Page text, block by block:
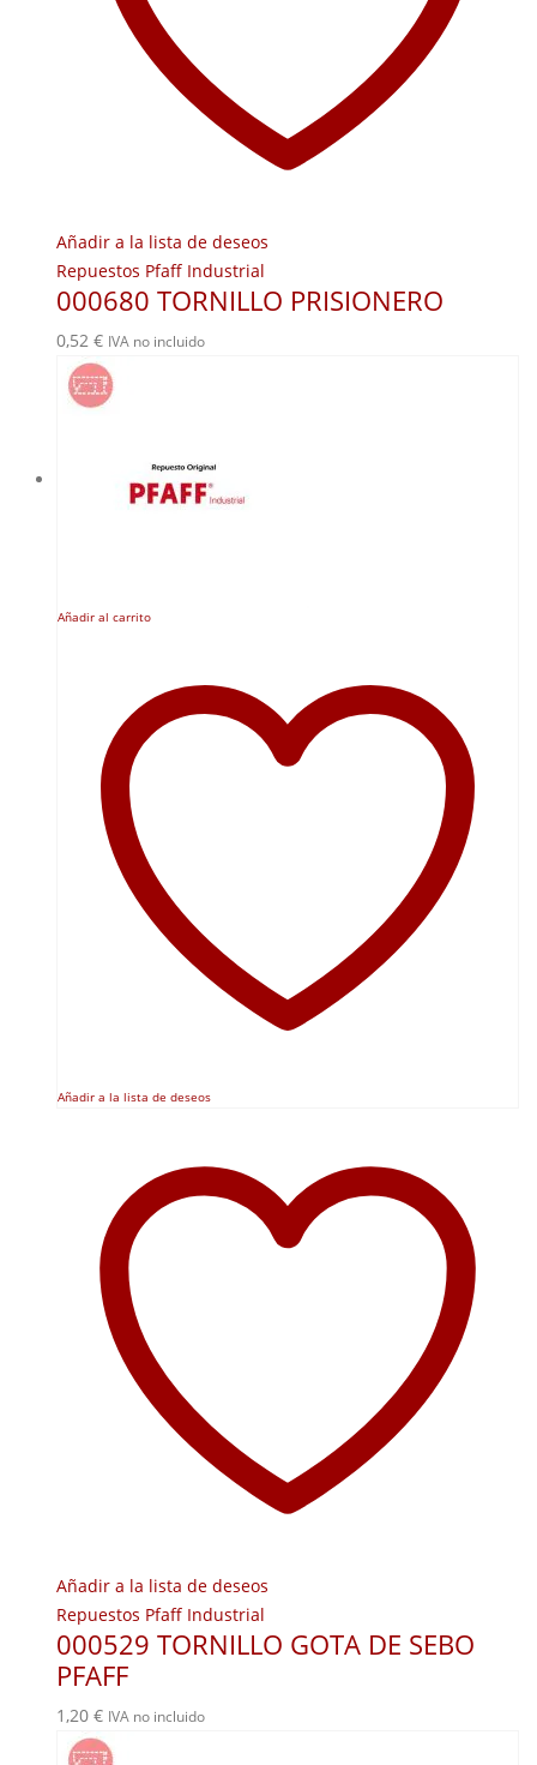
Añadir a la lista de deseos
Repuestos Pfaff Industrial
000680 TORNILLO PRISIONERO
0,52 € IVA no incluido
Añadir al carrito
Añadir a la lista de deseos
Añadir a la lista de deseos
Repuestos Pfaff Industrial
000529 TORNILLO GOTA DE SEBO
PFAFF
1,20 € IVA no incluido